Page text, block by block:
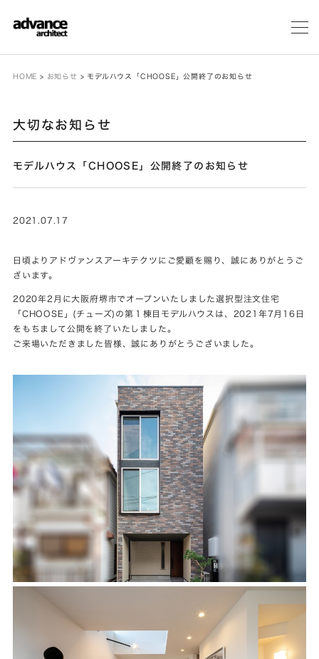
メ
HOME > お知らせ > モデルハウス「CHOOSE」公開終了のお知らせ
大切なお知らせ
モデルハウス「CHOOSE」公開終了のお知らせ
2021.07.17
日頃よりアドヴァンスアーキテクツにご愛顧を賜り、誠にありがとうご
ざいます。
2020年2月に大阪府堺市でオープンいたしました選択型注文住宅
「CHOOSE」(チューズ)の第１棟目モデルハウスは、2021年7月16日
をもちまして公開を終了いたしました。
ご来場いただきました皆様、誠にありがとうございました。